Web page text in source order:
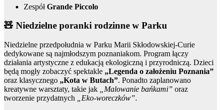
ZespółGrande Piccolo
🧸 Niedzielne poranki rodzinne w Parku
Niedzielne przedpołudnia w Parku Marii Skłodowskiej-Curie
dedykowane są najmłodszym poznaniakom. Program łączy
działania artystyczne z edukacją ekologiczną i przyrodniczą. Dzieci
będą mogły zobaczyć spektakle „Legenda o założeniu Poznania”
oraz klasycznego „Kota w Butach”. Ponadto zaplanowano
kreatywne warsztaty, takie jak
„Malowanie bańkami” oraz
tworzenie przydatnych
„Eko-woreczków”.